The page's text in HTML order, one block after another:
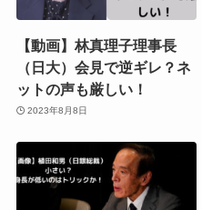
【動画】林真理子理事長
（日大）会見で逆ギレ？ネ
ットの声も厳しい！
2023年8月8日